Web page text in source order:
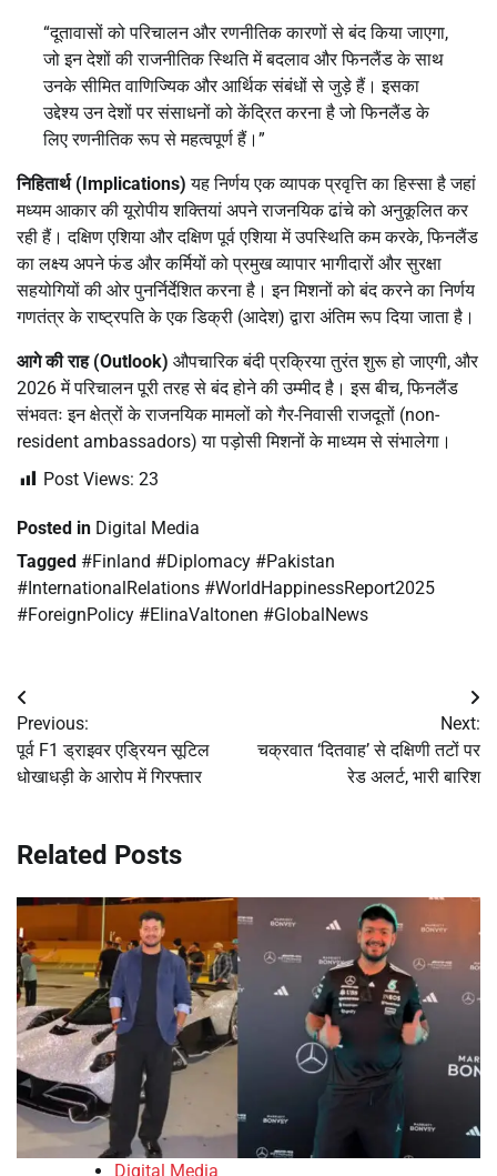
“दूतावासों को परिचालन और रणनीतिक कारणों से बंद किया जाएगा,
जो इन देशों की राजनीतिक स्थिति में बदलाव और फिनलैंड के साथ
उनके सीमित वाणिज्यिक और आर्थिक संबंधों से जुड़े हैं। इसका
उद्देश्य उन देशों पर संसाधनों को केंद्रित करना है जो फिनलैंड के
लिए रणनीतिक रूप से महत्वपूर्ण हैं।”
निहितार्थ (Implications) यह निर्णय एक व्यापक प्रवृत्ति का हिस्सा है जहां
मध्यम आकार की यूरोपीय शक्तियां अपने राजनयिक ढांचे को अनुकूलित कर
रही हैं। दक्षिण एशिया और दक्षिण पूर्व एशिया में उपस्थिति कम करके, फिनलैंड
का लक्ष्य अपने फंड और कर्मियों को प्रमुख व्यापार भागीदारों और सुरक्षा
सहयोगियों की ओर पुनर्निर्देशित करना है। इन मिशनों को बंद करने का निर्णय
गणतंत्र के राष्ट्रपति के एक डिक्री (आदेश) द्वारा अंतिम रूप दिया जाता है।
आगे की राह (Outlook) औपचारिक बंदी प्रक्रिया तुरंत शुरू हो जाएगी, और
2026 में परिचालन पूरी तरह से बंद होने की उम्मीद है। इस बीच, फिनलैंड
संभवतः इन क्षेत्रों के राजनयिक मामलों को गैर-निवासी राजदूतों (non-
resident ambassadors) या पड़ोसी मिशनों के माध्यम से संभालेगा।
Post Views: 23
Posted in Digital Media
Tagged #Finland #Diplomacy #Pakistan
#InternationalRelations #WorldHappinessReport2025
#ForeignPolicy #ElinaValtonen #GlobalNews
Post
navigation
Previous:
पूर्व F1 ड्राइवर एड्रियन सूटिल
धोखाधड़ी के आरोप में गिरफ्तार
Next:
चक्रवात ‘दितवाह’ से दक्षिणी तटों पर
रेड अलर्ट, भारी बारिश
Related Posts
Digital Media